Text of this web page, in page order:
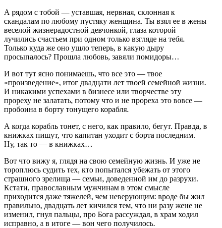
А рядом с тобой — уставшая, нервная, склонная к
скандалам по любому пустяку женщина. Ты взял ее в жены
веселой жизнерадостной девчонкой, глаза которой
лучились счастьем при одном только взгляде на тебя.
Только куда же оно ушло теперь, в какую дыру
просыпалось? Прошла любовь, завяли помидоры…
И вот тут ясно понимаешь, что все это — твое
«произведение», итог двадцати лет твоей семейной жизни.
И никакими успехами в бизнесе или творчестве эту
прореху не залатать, потому что и не прореха это вовсе —
пробоина в борту тонущего корабля.
А когда корабль тонет, с него, как правило, бегут. Правда, в
книжках пишут, что капитан уходит с борта последним.
Ну, так то — в книжках…
Вот что вижу я, глядя на свою семейную жизнь. И уже не
тороплюсь судить тех, кто попытался убежать от этого
страшного зрелища — семьи, доведенной им до разрухи.
Кстати, православным мужчинам в этом смысле
приходится даже тяжелей, чем неверующим: вроде бы жил
правильно, двадцать лет кичился тем, что ни разу жене не
изменил, гнул пальцы, про Бога рассуждал, в храм ходил
исправно, а в итоге — вон чего получилось.